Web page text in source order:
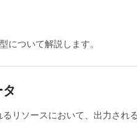
について解説します。
リソースにおいて、出力され